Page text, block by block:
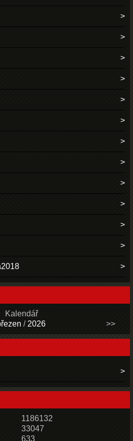
Kalendář
/ 2026 >>
1186132
33047
633